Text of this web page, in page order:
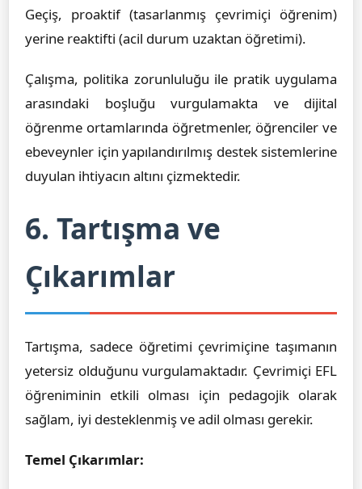
Geçiş, proaktif (tasarlanmış çevrimiçi öğrenim)
yerine reaktifti (acil durum uzaktan öğretimi).
Çalışma, politika zorunluluğu ile pratik uygulama
arasındaki boşluğu vurgulamakta ve dijital
öğrenme ortamlarında öğretmenler, öğrenciler ve
ebeveynler için yapılandırılmış destek sistemlerine
duyulan ihtiyacın altını çizmektedir.
6. Tartışma ve
Çıkarımlar
Tartışma, sadece öğretimi çevrimiçine taşımanın
yetersiz olduğunu vurgulamaktadır. Çevrimiçi EFL
öğreniminin etkili olması için pedagojik olarak
sağlam, iyi desteklenmiş ve adil olması gerekir.
Temel Çıkarımlar: